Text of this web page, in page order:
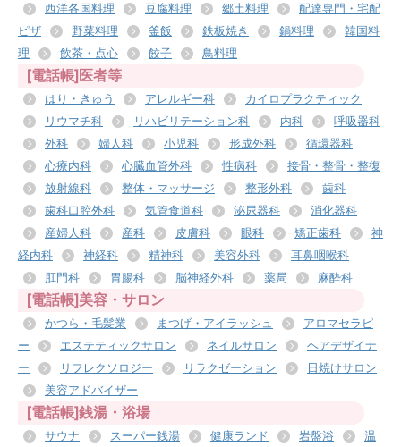
西洋各国料理
豆腐料理 郷土料理
配達専門・宅配
ピザ
野菜料理 釜飯 鉄板焼き 鍋料理
韓国料
理
飲茶・点心 餃子 鳥料理
[電話帳]医者等
はり・きゅう アレルギー科
カイロプラクティック
リウマチ科
リハビリテーション科 内科
呼吸器科
外科
婦人科 小児科 形成外科
循環器科
心療内科
心臓血管外科 性病科
接骨・整骨・整復
放射線科
整体・マッサージ 整形外科
歯科
歯科口腔外科
気管食道科 泌尿器科
消化器科
産婦人科
産科 皮膚科 眼科 矯正歯科
神
経内科
神経科 精神科 美容外科
耳鼻咽喉科
肛門科
胃腸科 脳神経外科 薬局 麻酔科
[電話帳]美容・サロン
かつら・毛髪業 まつげ・アイラッシュ
アロマセラピ
ー
エステティックサロン ネイルサロン
ヘアデザイナ
ー
リフレクソロジー リラクゼーション
日焼けサロン
美容アドバイザー
[電話帳]銭湯・浴場
サウナ スーパー銭湯 健康ランド 岩盤浴
温